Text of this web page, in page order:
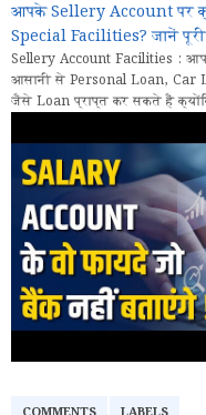
आपके Sellery Account पर
Special Facilities? जानें पूरी
Sellery Account Facilities :
आसानी से Personal Loan, Car
जैसे Loan प्राप्त कर सकते हैं